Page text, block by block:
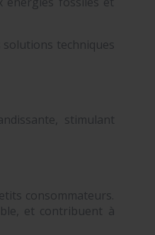
solutions techniques
stimulant
consommateurs.
et contribuent à